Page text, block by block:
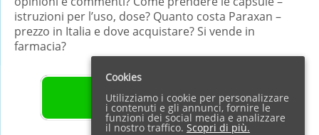
istruzioni per l’uso, dose? Quanto costa Paraxan –
prezzo in Italia e dove acquistare? Si vende in
farmacia?
SITO UFFICIALE
Cookies
Utilizziamo i cookie per personalizzare
i contenuti e gli annunci, fornire le
funzioni dei social media e analizzare
il nostro traffico. Scopri di più.